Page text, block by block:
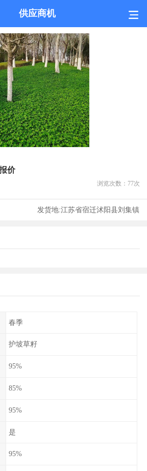
供应商机
价
浏览次数： 77次
发货地:江苏省宿迁沭阳县刘集镇
春季
护坡草籽
95%
85%
95%
是
95%